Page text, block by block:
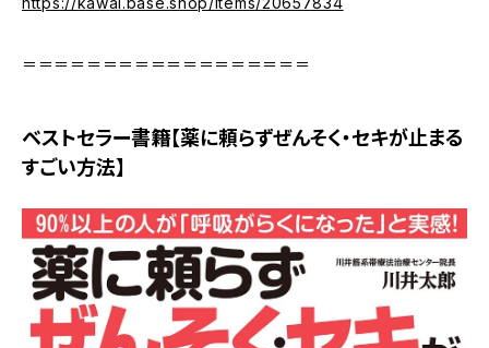
＝＝＝＝＝＝＝＝＝＝＝＝＝＝＝＝＝＝
ベストセラー書籍【薬に頼らずぜんそく・セキが止まる
すごい方法】